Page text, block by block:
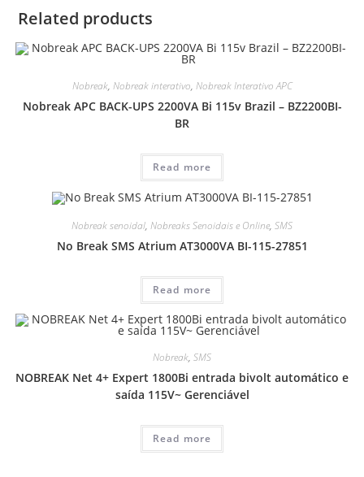
Related products
Nobreak, Nobreak interativo, Nobreak Interativo APC
Nobreak APC BACK-UPS 2200VA Bi 115v Brazil – BZ2200BI-
BR
Read more
Nobreak senoidal, Nobreaks Senoidais e Online, SMS
No Break SMS Atrium AT3000VA BI-115-27851
Read more
Nobreak, SMS
NOBREAK Net 4+ Expert 1800Bi entrada bivolt automático e
saída 115V~ Gerenciável
Read more